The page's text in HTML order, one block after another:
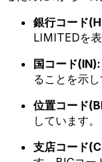
銀行コード
LIMITEDを
国コード(IN):
ることを示し
位置コード
しています。
支店コード